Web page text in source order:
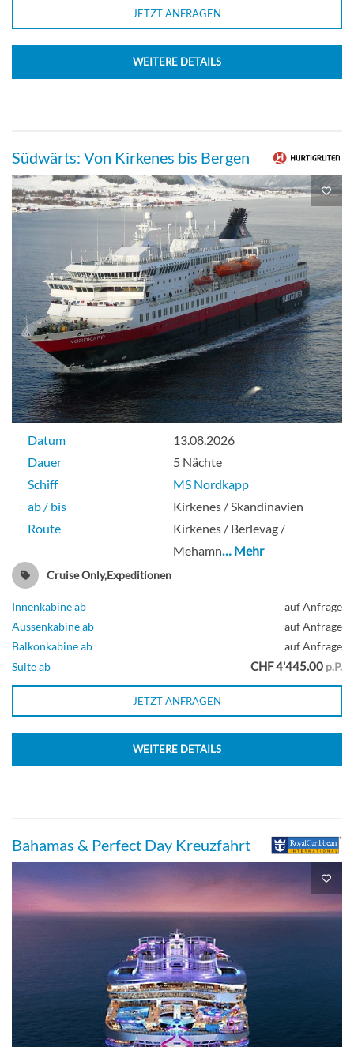
JETZT ANFRAGEN
WEITERE DETAILS
Südwärts: Von Kirkenes bis Bergen
Datum
13.08.2026
Dauer
5 Nächte
Schiff
MS Nordkapp
ab / bis
Kirkenes / Skandinavien
Route
Kirkenes / Berlevag /
Mehamn… Mehr
Cruise Only,Expeditionen
Innenkabine ab
auf Anfrage
Aussenkabine ab
auf Anfrage
Balkonkabine ab
auf Anfrage
Suite ab
CHF 4'445.00 p.P.
JETZT ANFRAGEN
WEITERE DETAILS
Bahamas & Perfect Day Kreuzfahrt